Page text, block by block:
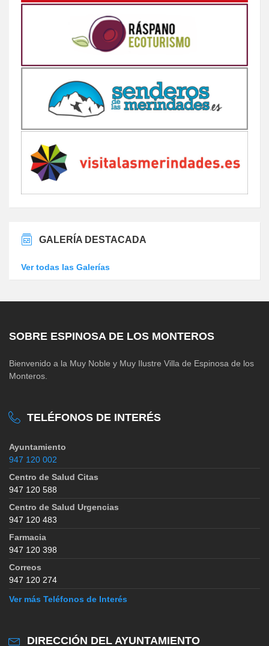
GALERÍA DESTACADA
Ver todas las Galerías
SOBRE ESPINOSA DE LOS MONTEROS
Bienvenido a la Muy Noble y Muy Ilustre Villa de Espinosa de los
Monteros.
TELÉFONOS DE INTERÉS
Ayuntamiento
947 120 002
Centro de Salud Citas
947 120 588
Centro de Salud Urgencias
947 120 483
Farmacia
947 120 398
Correos
947 120 274
Ver más Teléfonos de Interés
DIRECCIÓN DEL AYUNTAMIENTO